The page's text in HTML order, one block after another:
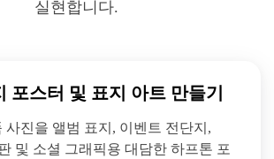
실현합니다.
포스터 및 표지 아트 만들기
사진을 앨범 표지, 이벤트 전단지,
및 소셜 그래픽용 대담한 하프톤 포